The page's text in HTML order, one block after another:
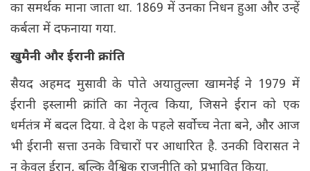
का समर्थक माना जाता था. 1869 में उनका निधन हुआ और उन्हें
कर्बला में दफनाया गया.
खुमैनी और ईरानी क्रांति
सैयद अहमद मुसावी के पोते अयातुल्ला खामनेई ने 1979 में
ईरानी इस्लामी क्रांति का नेतृत्व किया, जिसने ईरान को एक
धर्मतंत्र में बदल दिया. वे देश के पहले सर्वोच्च नेता बने, और आज
भी ईरानी सत्ता उनके विचारों पर आधारित है. उनकी विरासत ने